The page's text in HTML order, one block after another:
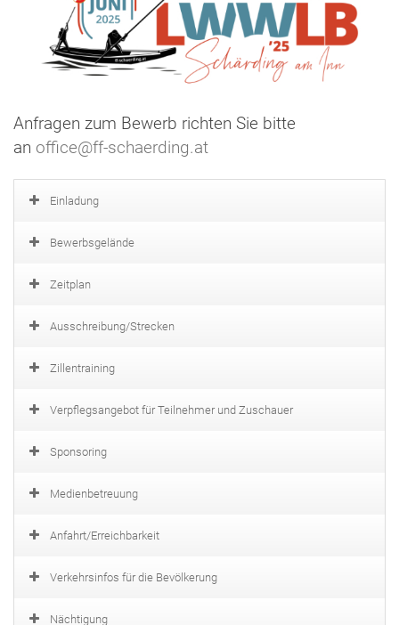
Anfragen zum Bewerb richten Sie bitte
an office@ff-schaerding.at
Einladung
Bewerbsgelände
Zeitplan
Ausschreibung/Strecken
Zillentraining
Verpflegsangebot für Teilnehmer und Zuschauer
Sponsoring
Medienbetreuung
Anfahrt/Erreichbarkeit
Verkehrsinfos für die Bevölkerung
Nächtigung